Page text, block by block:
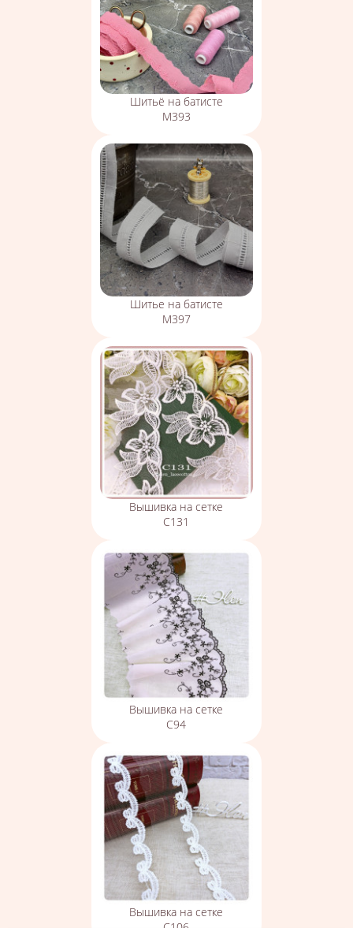
Шитьё на батисте
М393
Шитье на батисте
М397
Вышивка на сетке
С131
Вышивка на сетке
С94
Вышивка на сетке